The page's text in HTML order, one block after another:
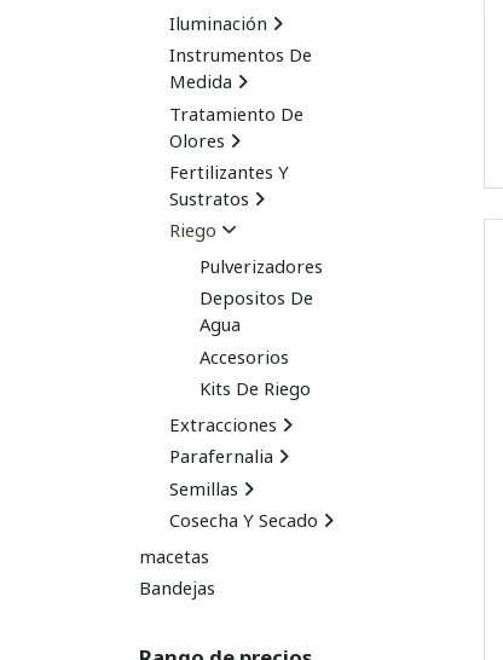
Iluminación
Instrumentos De
Medida
Tratamiento De
Olores
Fertilizantes Y
Sustratos
Riego
Pulverizadores
Depositos De
Agua
Accesorios
Kits De Riego
Extracciones
Parafernalia
Semillas
Cosecha Y Secado
macetas
Bandejas